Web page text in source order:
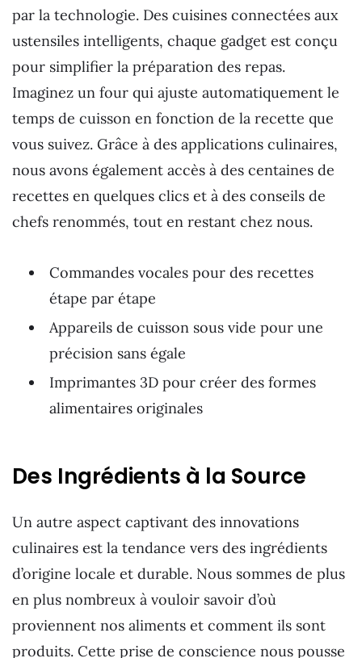
par la technologie. Des cuisines connectées aux
ustensiles intelligents, chaque gadget est conçu
pour simplifier la préparation des repas.
Imaginez un four qui ajuste automatiquement le
temps de cuisson en fonction de la recette que
vous suivez. Grâce à des applications culinaires,
nous avons également accès à des centaines de
recettes en quelques clics et à des conseils de
chefs renommés, tout en restant chez nous.
Commandes vocales pour des recettes
étape par étape
Appareils de cuisson sous vide pour une
précision sans égale
Imprimantes 3D pour créer des formes
alimentaires originales
Des Ingrédients à la Source
Un autre aspect captivant des innovations
culinaires est la tendance vers des ingrédients
d’origine locale et durable. Nous sommes de plus
en plus nombreux à vouloir savoir d’où
proviennent nos aliments et comment ils sont
produits. Cette prise de conscience nous pousse